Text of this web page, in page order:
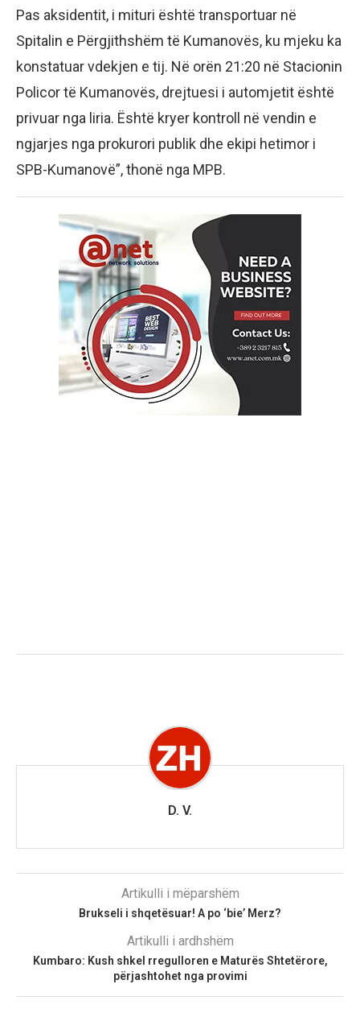
Pas aksidentit, i mituri është transportuar në
Spitalin e Përgjithshëm të Kumanovës, ku mjeku ka
konstatuar vdekjen e tij. Në orën 21:20 në Stacionin
Policor të Kumanovës, drejtuesi i automjetit është
privuar nga liria. Është kryer kontroll në vendin e
ngjarjes nga prokurori publik dhe ekipi hetimor i
SPB-Kumanovë”, thonë nga MPB.
D. V.
Artikulli i mëparshëm
Brukseli i shqetësuar! A po ‘bie’ Merz?
Artikulli i ardhshëm
Kumbaro: Kush shkel rregulloren e Maturës Shtetërore,
përjashtohet nga provimi